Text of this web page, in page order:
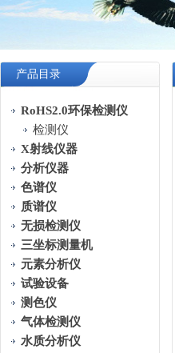
产品目录
RoHS2.0环保检测仪
检测仪
X射线仪器
分析仪器
色谱仪
质谱仪
无损检测仪
三坐标测量机
元素分析仪
试验设备
测色仪
气体检测仪
水质分析仪